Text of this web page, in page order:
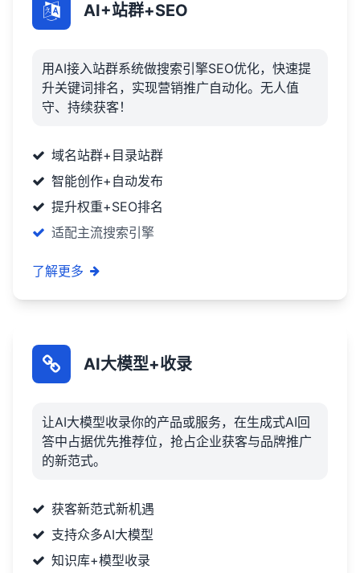
AI+站群+SEO
用AI接入站群系统做搜索引擎SEO优化，快速提
升关键词排名，实现营销推广自动化。无人值
守、持续获客！
域名站群+目录站群
智能创作+自动发布
提升权重+SEO排名
适配主流搜索引擎
了解更多
AI大模型+收录
让AI大模型收录你的产品或服务，在生成式AI回
答中占据优先推荐位，抢占企业获客与品牌推广
的新范式。
获客新范式新机遇
支持众多AI大模型
知识库+模型收录